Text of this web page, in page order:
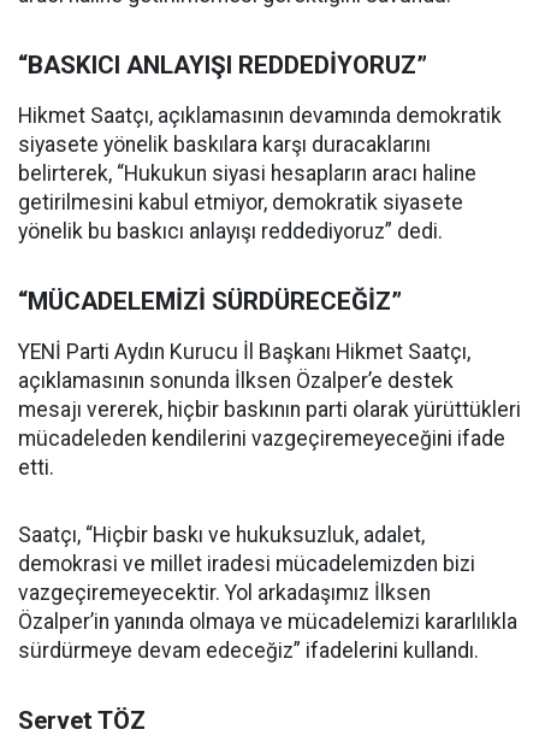
“BASKICI ANLAYIŞI REDDEDİYORUZ”
Hikmet Saatçı, açıklamasının devamında demokratik
siyasete yönelik baskılara karşı duracaklarını
belirterek, “Hukukun siyasi hesapların aracı haline
getirilmesini kabul etmiyor, demokratik siyasete
yönelik bu baskıcı anlayışı reddediyoruz” dedi.
“MÜCADELEMİZİ SÜRDÜRECEĞİZ”
YENİ Parti Aydın Kurucu İl Başkanı Hikmet Saatçı,
açıklamasının sonunda İlksen Özalper’e destek
mesajı vererek, hiçbir baskının parti olarak yürüttükleri
mücadeleden kendilerini vazgeçiremeyeceğini ifade
etti.
Saatçı, “Hiçbir baskı ve hukuksuzluk, adalet,
demokrasi ve millet iradesi mücadelemizden bizi
vazgeçiremeyecektir. Yol arkadaşımız İlksen
Özalper’in yanında olmaya ve mücadelemizi kararlılıkla
sürdürmeye devam edeceğiz” ifadelerini kullandı.
Servet TÖZ